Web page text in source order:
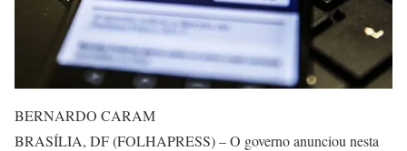
BERNARDO CARAM
BRASÍLIA, DF (FOLHAPRESS) – O governo anunciou nesta